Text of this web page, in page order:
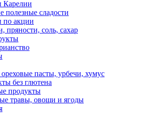
Карелии
полезные сладости
по акции
пряности, соль, сахар
пасты, урбечи, хумус
без глютена
продукты
травы, овощи и ягоды